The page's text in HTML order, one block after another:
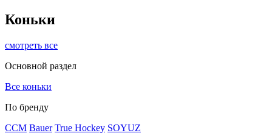
Коньки
смотреть все
Основной раздел
Все коньки
По бренду
ССМ Bauer True Hockey SOYUZ